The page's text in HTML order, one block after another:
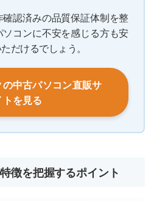
認済みの品質保証体制を整
コンに不安を感じる方も安
だけるでしょう。
中古パソコン直販サ
トを見る
徴を把握するポイント